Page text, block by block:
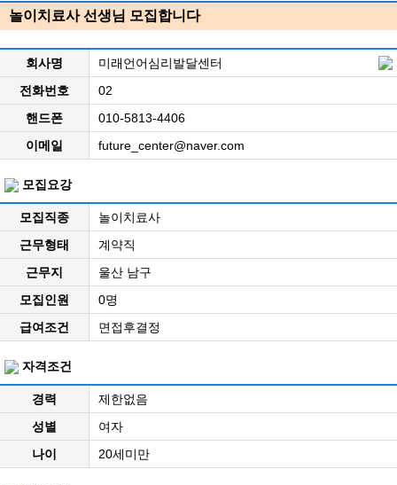
놀이치료사 선생님 모집합니다
회사명
미래언어심리발달센터
전화번호
02
핸드폰
010-5813-4406
이메일
future_center@naver.com
모집요강
모집직종
놀이치료사
근무형태
계약직
근무지
울산 남구
모집인원
0명
급여조건
면접후결정
자격조건
경력
제한없음
성별
여자
나이
20세미만